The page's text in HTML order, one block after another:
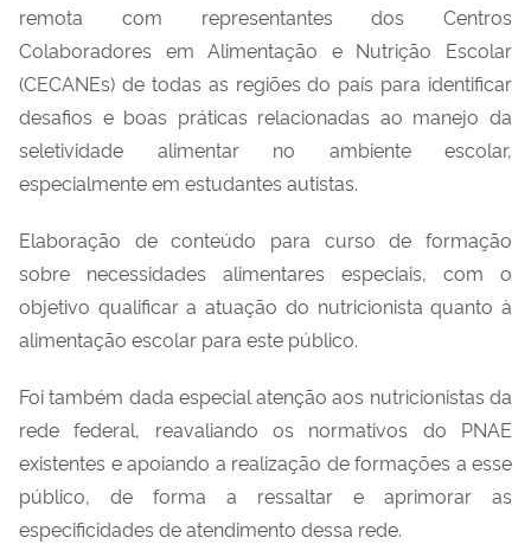
remota com representantes dos Centros
Colaboradores em Alimentação e Nutrição Escolar
(CECANEs) de todas as regiões do país para identificar
desafios e boas práticas relacionadas ao manejo da
seletividade alimentar no ambiente escolar,
especialmente em estudantes autistas.
Elaboração de conteúdo para curso de formação
sobre necessidades alimentares especiais, com o
objetivo qualificar a atuação do nutricionista quanto à
alimentação escolar para este público.
Foi também dada especial atenção aos nutricionistas da
rede federal, reavaliando os normativos do PNAE
existentes e apoiando a realização de formações a esse
público, de forma a ressaltar e aprimorar as
especificidades de atendimento dessa rede.